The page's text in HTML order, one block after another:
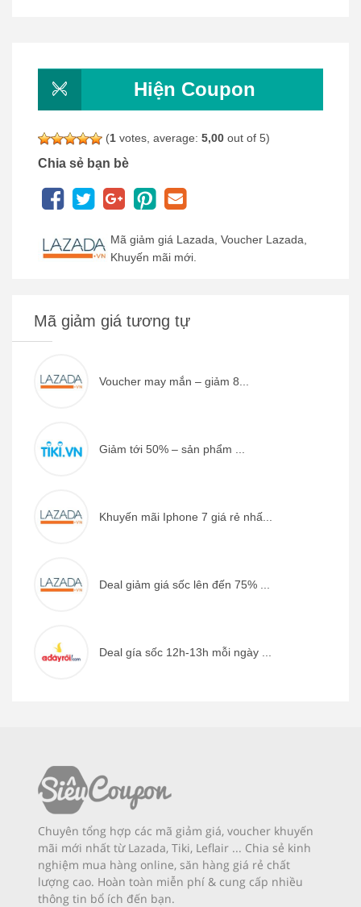
Hiện Coupon
(1 votes, average: 5,00 out of 5)
Chia sẻ bạn bè
Mã giảm giá Lazada, Voucher Lazada,
Khuyến mãi mới.
Mã giảm giá tương tự
Voucher may mắn – giảm 8...
Giảm tới 50% – sản phẩm ...
Khuyến mãi Iphone 7 giá rẻ nhấ...
Deal giảm giá sốc lên đến 75% ...
Deal gía sốc 12h-13h mỗi ngày ...
Chuyên tổng hợp các mã giảm giá, voucher khuyến
mãi mới nhất từ Lazada, Tiki, Leflair ... Chia sẻ kinh
nghiệm mua hàng online, săn hàng giá rẻ chất
lượng cao. Hoàn toàn miễn phí & cung cấp nhiều
thông tin bổ ích đến bạn.